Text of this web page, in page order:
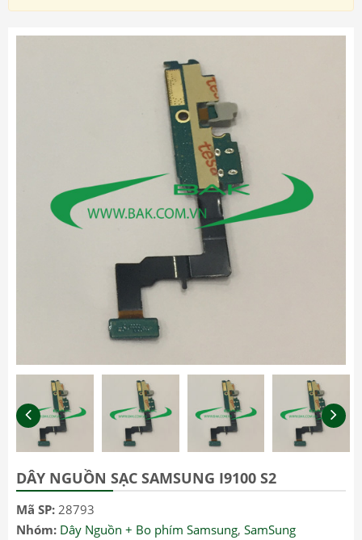
DÂY NGUỒN SẠC SAMSUNG I9100 S2
Mã SP: 28793
Nhóm: Dây Nguồn + Bo phím Samsung, SamSung